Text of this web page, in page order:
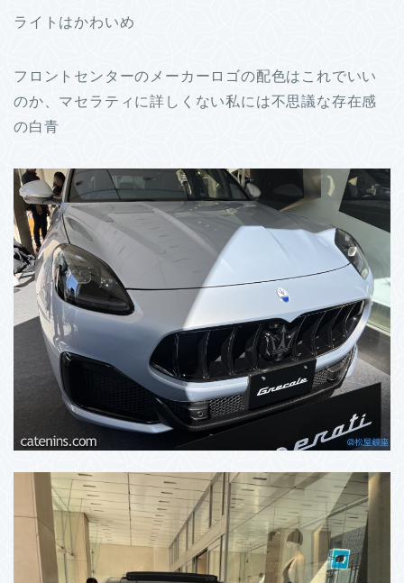
ライトはかわいめ
フロントセンターのメーカーロゴの配色はこれでいい
のか、マセラティに詳しくない私には不思議な存在感
の白青